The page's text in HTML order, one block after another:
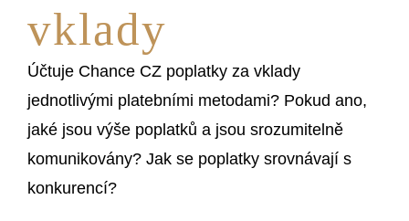
vklady
Účtuje Chance CZ poplatky za vklady
jednotlivými platebními metodami? Pokud ano,
jaké jsou výše poplatků a jsou srozumitelně
komunikovány? Jak se poplatky srovnávají s
konkurencí?